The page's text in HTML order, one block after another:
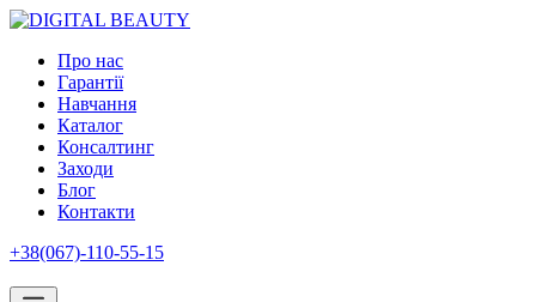
Про нас
Гарантії
Навчання
Каталог
Консалтинг
Заходи
Блог
Контакти
+38(067)-110-55-15